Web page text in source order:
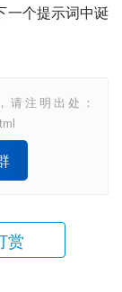
个提示词中诞
请注明出处：
赏